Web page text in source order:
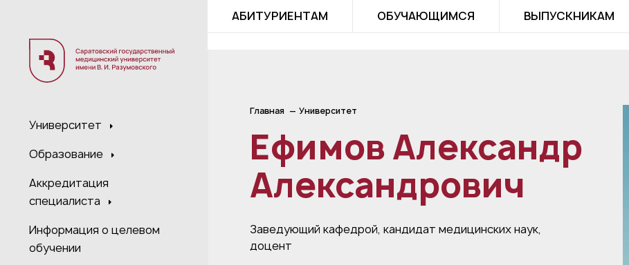
Университет
Образование
Аккредитация
специалиста
Информация о целевом
обучении
АБИТУРИЕНТАМ ОБУЧАЮЩИМСЯ ВЫПУСКНИКАМ
Главная Университет
Ефимов Александр
Александрович
Заведующий кафедрой, кандидат медицинских наук,
доцент